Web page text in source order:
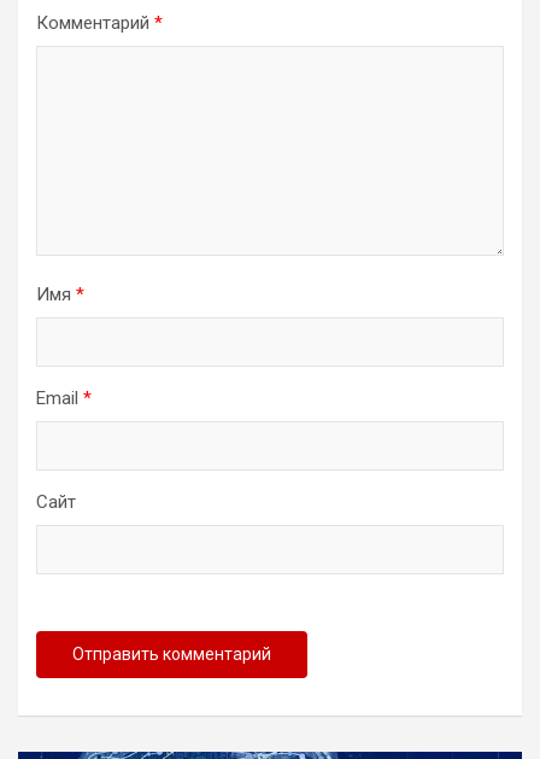
Комментарий *
Имя *
Email *
Сайт